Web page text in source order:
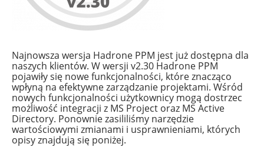
Najnowsza wersja Hadrone PPM jest już dostępna dla
naszych klientów. W wersji v2.30 Hadrone PPM
pojawiły się nowe funkcjonalności, które znacząco
wpłyną na efektywne zarządzanie projektami. Wśród
nowych funkcjonalności użytkownicy mogą dostrzec
możliwość integracji z MS Project oraz MS Active
Directory. Ponownie zasililiśmy narzędzie
wartościowymi zmianami i usprawnieniami, których
opisy znajdują się poniżej.